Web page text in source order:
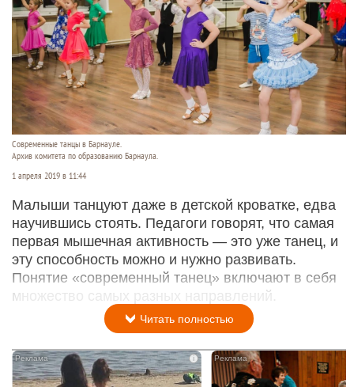
Современные танцы в Барнауле.
Архив комитета по образованию Барнаула.
1 апреля 2019 в 11:44
Малыши танцуют даже в детской кроватке, едва
научившись стоять. Педагоги говорят, что самая
первая мышечная активность — это уже танец, и
эту способность можно и нужно развивать.
Понятие «современный танец» включают в себя
множество самых разных направлений.
Читать полностью
i